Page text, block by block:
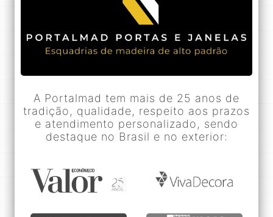
A Portalmad tem mais de 25 anos de
tradição, qualidade, respeito aos prazos
e atendimento personalizado, sendo
destaque no Brasil e no exterior: